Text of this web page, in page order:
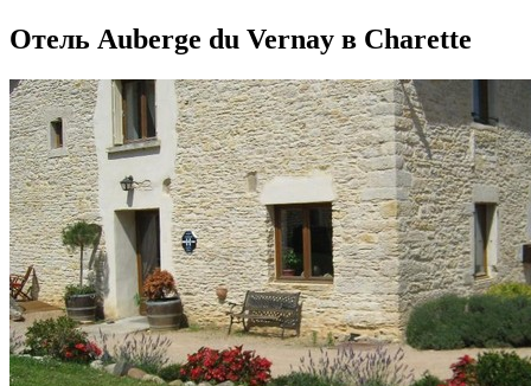
Отель Auberge du Vernay в Charette